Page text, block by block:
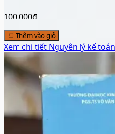
100.000đ
🛒 Thêm vào giỏ
Xem chi tiết Nguyên lý kế toán